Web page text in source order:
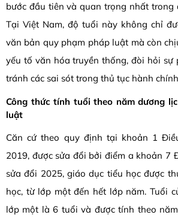
bước đầu tiên và quan trọng nhất trong
Tại Việt Nam, độ tuổi này không chỉ
văn bản quy phạm pháp luật mà còn
yếu tố văn hóa truyền thống, đòi hỏi sự
tránh các sai sót trong thủ tục hành
Công thức tính tuổi theo năm dương
luật
Căn cứ theo quy định tại khoản 1
2019, được sửa đổi bởi điểm a khoản 7
sửa đổi 2025, giáo dục tiểu học được
học, từ lớp một đến hết lớp năm. Tuổi
lớp một là 6 tuổi và được tính theo